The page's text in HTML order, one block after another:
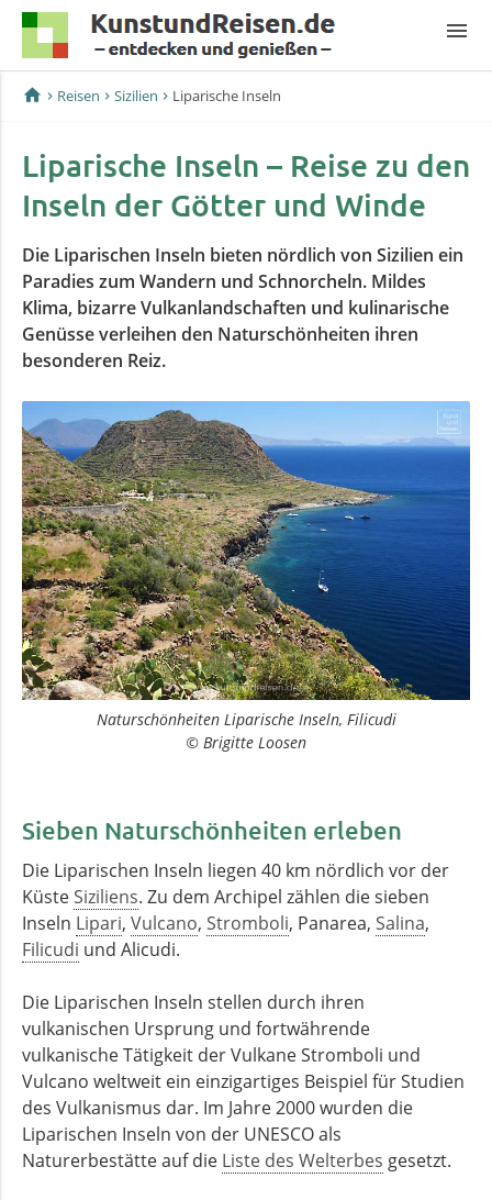
menu
home Reisen Sizilien Liparische Inseln
Liparische Inseln – Reise zu den
Inseln der Götter und Winde
Die Liparischen Inseln bieten nördlich von Sizilien ein
Paradies zum Wandern und Schnorcheln. Mildes
Klima, bizarre Vulkanlandschaften und kulinarische
Genüsse verleihen den Naturschönheiten ihren
besonderen Reiz.
Naturschönheiten Liparische Inseln, Filicudi
© Brigitte Loosen
Sieben Naturschönheiten erleben
Die Liparischen Inseln liegen 40 km nördlich vor der
KüsteSiziliens. Zu dem Archipel zählen die sieben
Inseln Lipari, Vulcano, Stromboli, Panarea, Salina,
Filicudi und Alicudi.
Die Liparischen Inseln stellen durch ihren
vulkanischen Ursprung und fortwährende
vulkanische Tätigkeit der Vulkane Stromboli und
Vulcano weltweit ein einzigartiges Beispiel für Studien
des Vulkanismus dar. Im Jahre 2000 wurden die
Liparischen Inseln von der UNESCO als
Naturerbestätte auf die Liste des Welterbes gesetzt.